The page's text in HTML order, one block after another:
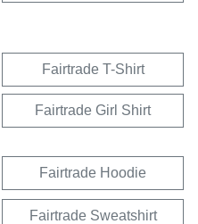
Fairtrade T-Shirt
Fairtrade Girl Shirt
Fairtrade Hoodie
Fairtrade Sweatshirt